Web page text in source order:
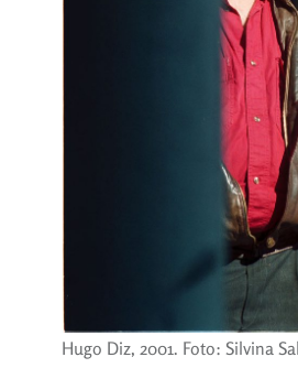
Hugo Diz, 2001. Foto: Silvina